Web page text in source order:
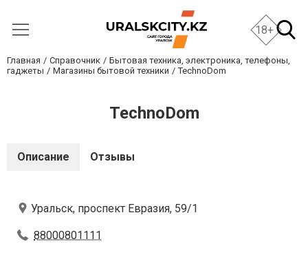
18+
Главная Справочник
Бытовая техника, электроника, телефоны,
гаджеты
Магазины бытовой техники TechnoDom
TechnoDom
Описание Отзывы
Уральск, проспект Евразия, 59/1
88000801111